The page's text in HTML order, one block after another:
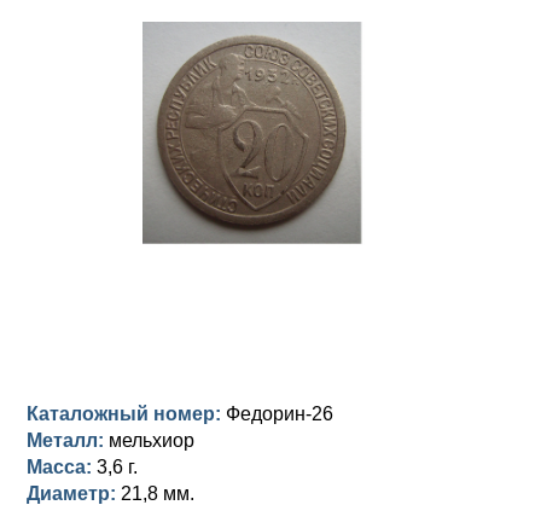
Для Молдавии и Валахии
Таврические монеты
Для Пруссии
Альбертусталер
Петр II (1727-1730)
Екатерина I (1725-1727)
Петр I (1682-1725)
Каталожный номер: Федорин-26
Металл: мельхиор
Масса: 3,6 г.
Диаметр: 21,8 мм.